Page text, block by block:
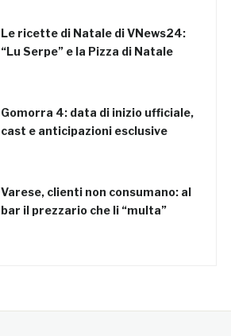
Le ricette di Natale di VNews24:
“Lu Serpe” e la Pizza di Natale
Gomorra 4: data di inizio ufficiale,
cast e anticipazioni esclusive
Varese, clienti non consumano: al
bar il prezzario che li “multa”